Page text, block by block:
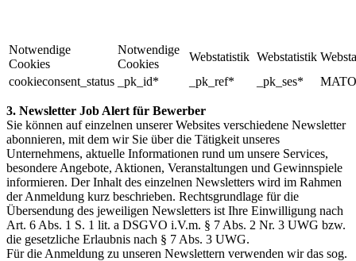
Notwendige
Cookies
Notwendige
Cookies
Webstatistik Webstatistik
cookieconsent_status
_pk_id* _pk_ref* _pk_ses*
3. Newsletter Job Alert für Bewerber
Sie können auf einzelnen unserer Websites verschiedene Newsletter
abonnieren, mit dem wir Sie über die Tätigkeit unseres
Unternehmens, aktuelle Informationen rund um unsere Services,
besondere Angebote, Aktionen, Veranstaltungen und Gewinnspiele
informieren. Der Inhalt des einzelnen Newsletters wird im Rahmen
der Anmeldung kurz beschrieben. Rechtsgrundlage für die
Übersendung des jeweiligen Newsletters ist Ihre Einwilligung nach
Art. 6 Abs. 1 S. 1 lit. a DSGVO i.V.m. § 7 Abs. 2 Nr. 3 UWG bzw.
die gesetzliche Erlaubnis nach § 7 Abs. 3 UWG.
Für die Anmeldung zu unseren Newslettern verwenden wir das sog.